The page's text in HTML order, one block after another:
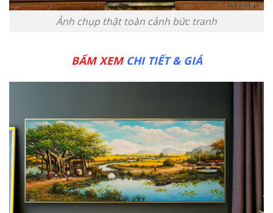
Ảnh chụp thật toàn cảnh bức tranh
BẤM XEM CHI TIẾT & GIÁ